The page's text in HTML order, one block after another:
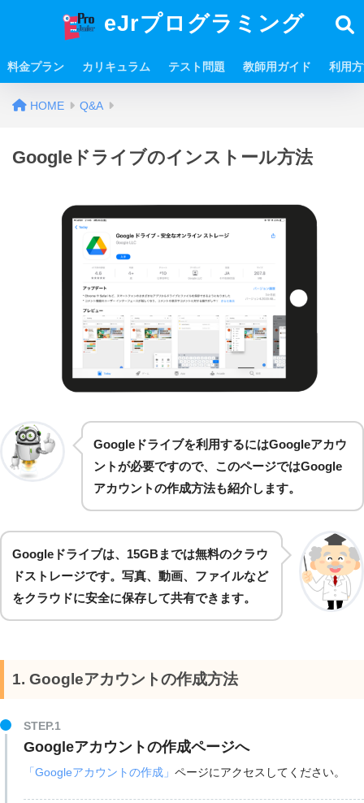
eJrプログラミング
料金プラン カリキュラム テスト問題 教師用ガイド 利用
HOME Q&A
Googleドライブのインストール方法
Googleドライブを利用するにはGoogleアカウ
ントが必要ですので、このページではGoogle
アカウントの作成方法も紹介します。
Googleドライブは、15GBまでは無料のクラウ
ドストレージです。写真、動画、ファイルなど
をクラウドに安全に保存して共有できます。
1. Googleアカウントの作成方法
STEP.1
Googleアカウントの作成ページへ
「Googleアカウントの作成」 ページにアクセスしてください。